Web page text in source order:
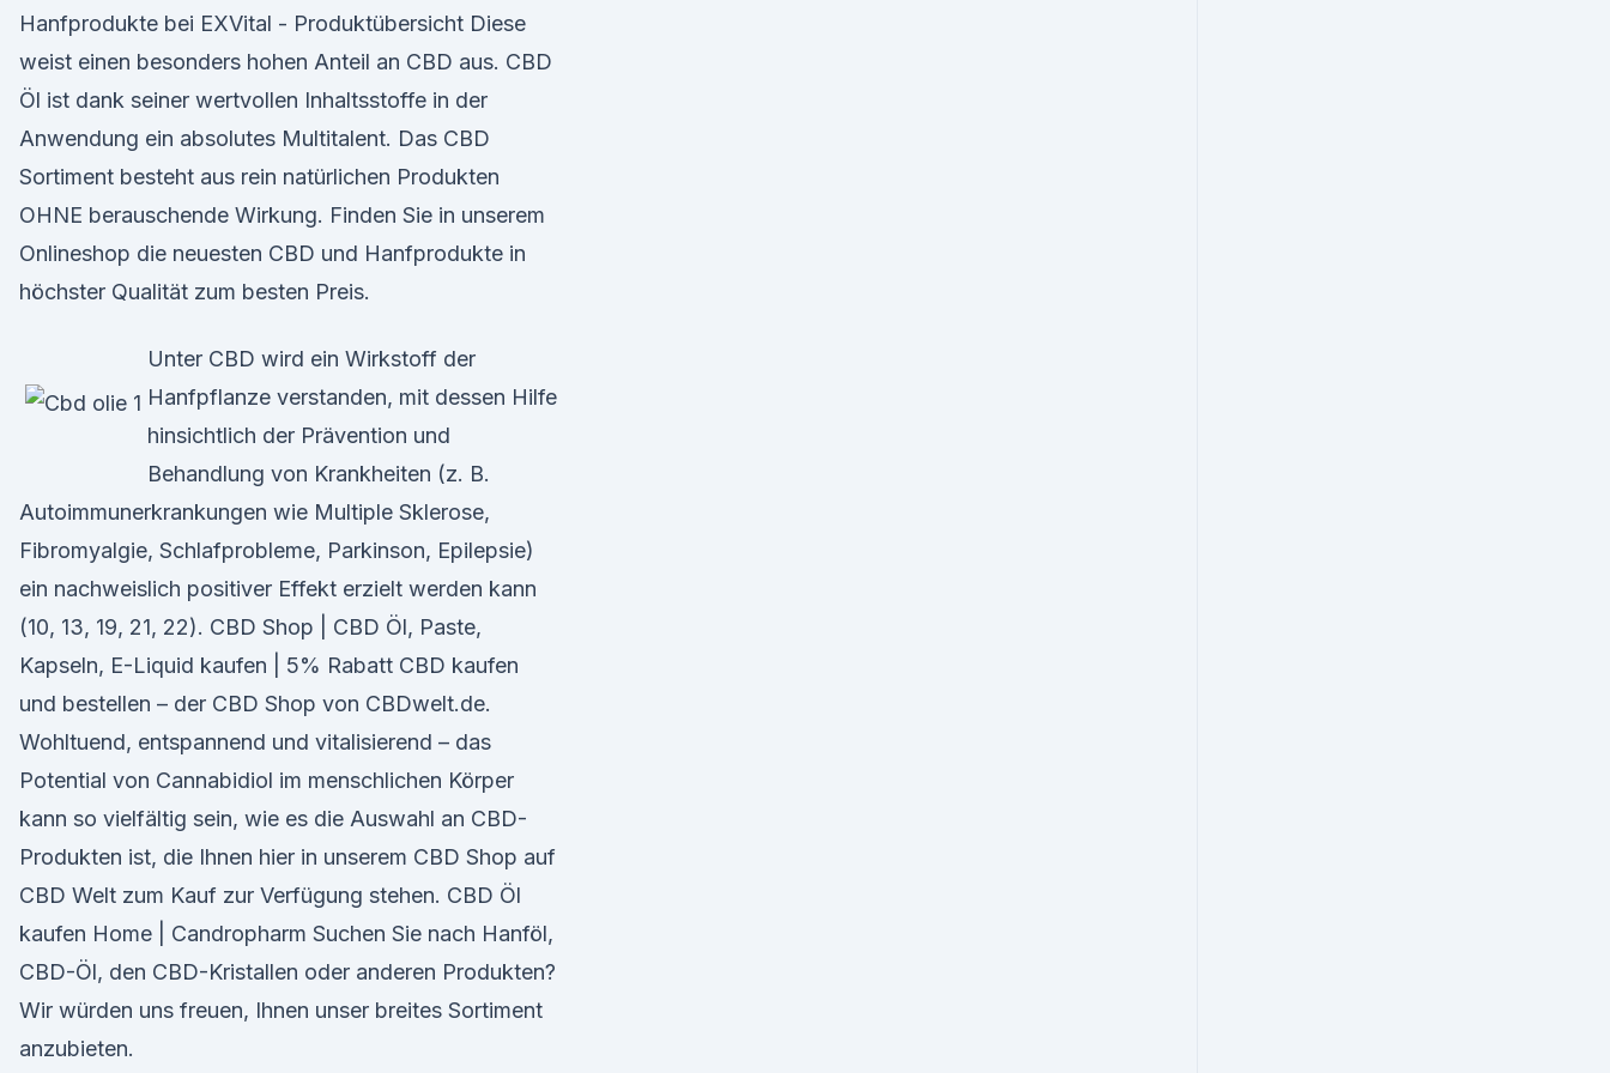
Hanfprodukte bei EXVital - Produktübersicht Diese
weist einen besonders hohen Anteil an CBD aus. CBD
Öl ist dank seiner wertvollen Inhaltsstoffe in der
Anwendung ein absolutes Multitalent. Das CBD
Sortiment besteht aus rein natürlichen Produkten
OHNE berauschende Wirkung. Finden Sie in unserem
Onlineshop die neuesten CBD und Hanfprodukte in
höchster Qualität zum besten Preis.
Unter CBD wird ein Wirkstoff der
Hanfpflanze verstanden, mit dessen Hilfe
hinsichtlich der Prävention und
Behandlung von Krankheiten (z. B.
Autoimmunerkrankungen wie Multiple Sklerose,
Fibromyalgie, Schlafprobleme, Parkinson, Epilepsie)
ein nachweislich positiver Effekt erzielt werden kann
(10, 13, 19, 21, 22). CBD Shop | CBD Öl, Paste,
Kapseln, E-Liquid kaufen | 5% Rabatt CBD kaufen
und bestellen – der CBD Shop von CBDwelt.de.
Wohltuend, entspannend und vitalisierend – das
Potential von Cannabidiol im menschlichen Körper
kann so vielfältig sein, wie es die Auswahl an CBD-
Produkten ist, die Ihnen hier in unserem CBD Shop auf
CBD Welt zum Kauf zur Verfügung stehen. CBD Öl
kaufen Home | Candropharm Suchen Sie nach Hanföl,
CBD-Öl, den CBD-Kristallen oder anderen Produkten?
Wir würden uns freuen, Ihnen unser breites Sortiment
anzubieten.